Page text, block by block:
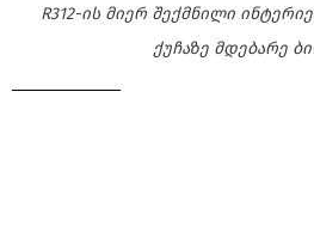
R312-ის მიერ შექმნილი
ქუჩაზე მდებარე